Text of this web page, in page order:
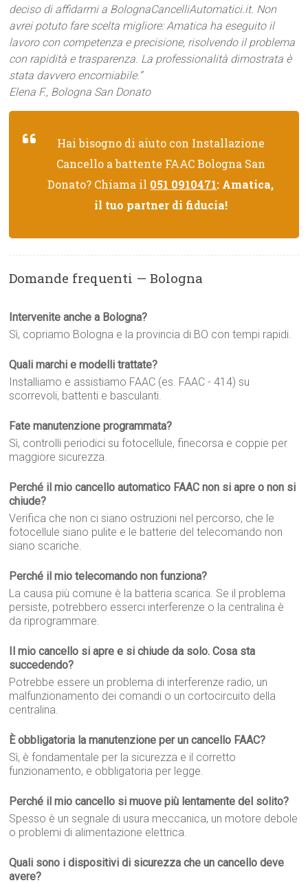
deciso di affidarmi a BolognaCancelliAutomatici.it. Non
avrei potuto fare scelta migliore: Amatica ha eseguito il
lavoro con competenza e precisione, risolvendo il problema
con rapidità e trasparenza. La professionalità dimostrata è
stata davvero encomiabile.”
Elena F., Bologna San Donato
Hai bisogno di aiuto con Installazione
Cancello a battente FAAC Bologna San
Donato? Chiama il 051 0910471: Amatica,
il tuo partner di fiducia!
Domande frequenti — Bologna
Intervenite anche a Bologna?
Sì, copriamo Bologna e la provincia di BO con tempi rapidi.
Quali marchi e modelli trattate?
Installiamo e assistiamo FAAC (es. FAAC - 414) su
scorrevoli, battenti e basculanti.
Fate manutenzione programmata?
Sì, controlli periodici su fotocellule, finecorsa e coppie per
maggiore sicurezza.
Perché il mio cancello automatico FAAC non si apre o non si
chiude?
Verifica che non ci siano ostruzioni nel percorso, che le
fotocellule siano pulite e le batterie del telecomando non
siano scariche.
Perché il mio telecomando non funziona?
La causa più comune è la batteria scarica. Se il problema
persiste, potrebbero esserci interferenze o la centralina è
da riprogrammare.
Il mio cancello si apre e si chiude da solo. Cosa sta
succedendo?
Potrebbe essere un problema di interferenze radio, un
malfunzionamento dei comandi o un cortocircuito della
centralina.
È obbligatoria la manutenzione per un cancello FAAC?
Sì, è fondamentale per la sicurezza e il corretto
funzionamento, e obbligatoria per legge.
Perché il mio cancello si muove più lentamente del solito?
Spesso è un segnale di usura meccanica, un motore debole
o problemi di alimentazione elettrica.
Quali sono i dispositivi di sicurezza che un cancello deve
avere?